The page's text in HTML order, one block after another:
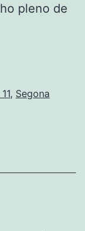
pleno de
, Segona